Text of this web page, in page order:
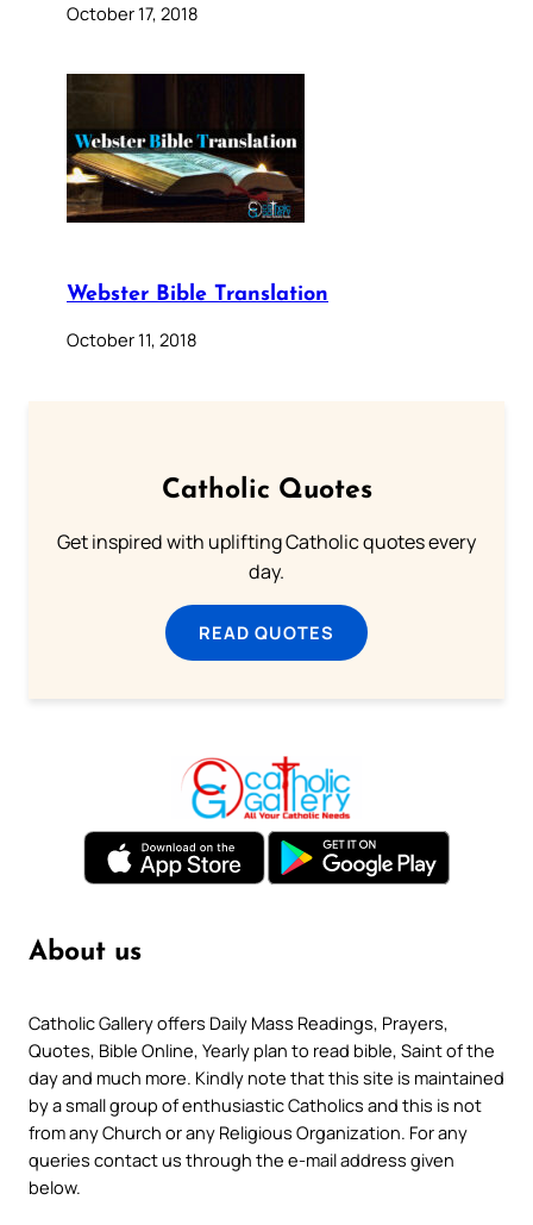
October 17, 2018
Webster Bible Translation
October 11, 2018
Catholic Quotes
Get inspired with uplifting Catholic quotes every
day.
READ QUOTES
About us
Catholic Gallery offers Daily Mass Readings, Prayers,
Quotes, Bible Online, Yearly plan to read bible, Saint of the
day and much more. Kindly note that this site is maintained
by a small group of enthusiastic Catholics and this is not
from any Church or any Religious Organization. For any
queries contact us through the e-mail address given
below.